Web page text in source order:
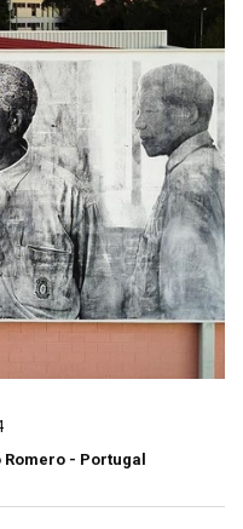
- Portugal